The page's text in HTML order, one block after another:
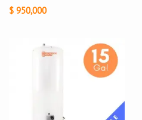
$ 950,000